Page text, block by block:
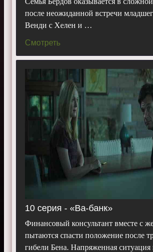
после неожиданной встречи
Венди с Хелен и …
Смотреть
10 серия - «Ва-банк»
Финансовый консультант вместе с
пытаются спасти положение после
гибели Бена. Напряженная